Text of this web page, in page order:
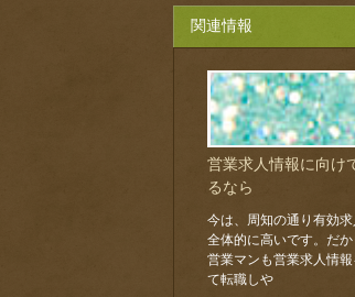
関連情報
営業求人情報に向け
るなら
今は、周知の通り有効
全体的に高いです。だか
営業マンも営業求人情
て転職しや